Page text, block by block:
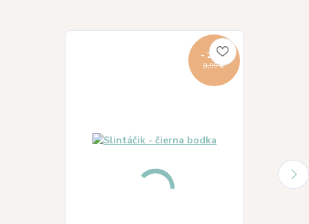
8,99 €
- 22 %